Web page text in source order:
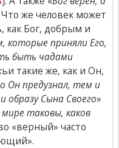
Что же человек может
как Бог, добрым и
которые приняли Его,
быть чадами
такие же, как и Он,
Он предузнал, тем и
образу Сына Своего»
таковы, каков
«верный» часто